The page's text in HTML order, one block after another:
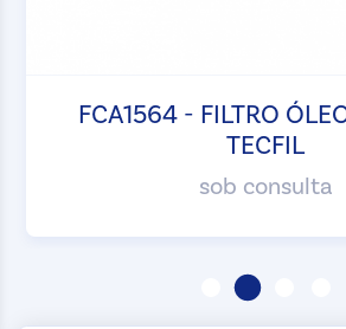
FCA1564 - FILTRO
TECFIL
sob consulta